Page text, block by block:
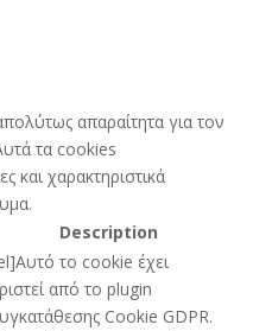
απαραίτητα για τον
τα cookies
και χαρακτηριστικά
Description
το cookie έχει
από το plugin
Cookie GDPR.